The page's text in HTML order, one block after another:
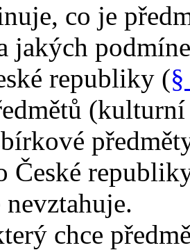
co je
jakých
republiky (
České
nevztahuje.
chce